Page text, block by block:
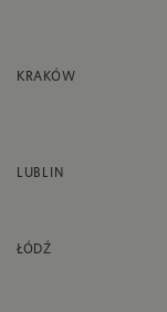
KRAKÓW
LUBLIN
ŁÓDŹ